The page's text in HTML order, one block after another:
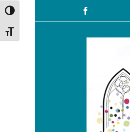
Passer en contraste élevé
Changer la taille de la police